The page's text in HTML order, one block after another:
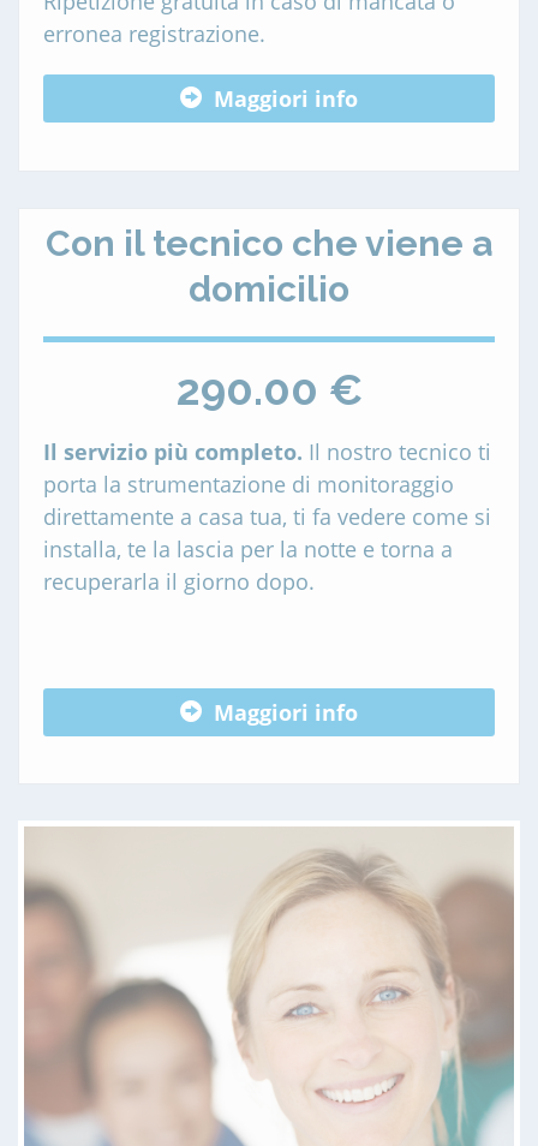
erronea registrazione.
Maggiori info
Con il tecnico che viene a
domicilio
290.00 €
Il servizio più completo. Il nostro tecnico ti
porta la strumentazione di monitoraggio
direttamente a casa tua, ti fa vedere come si
installa, te la lascia per la notte e torna a
recuperarla il giorno dopo.
Maggiori info